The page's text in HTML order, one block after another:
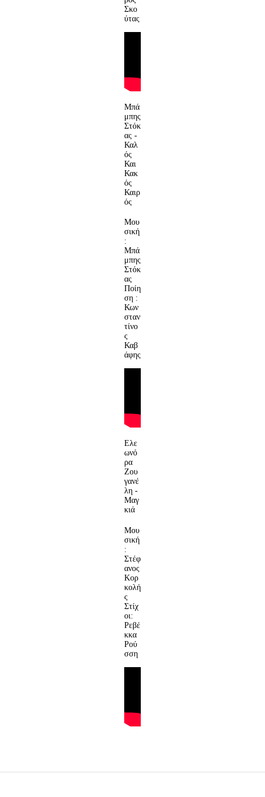
Σκο
ύτας
Μπά
μπης
Στόκ
ας -
Καλ
ός
Και
Κακ
ός
Καιρ
ός
Μου
σική
:
Μπά
μπης
Στόκ
ας
Ποίη
ση :
Κων
σταν
τίνο
ς
Καβ
άφης
Ελε
ωνό
ρα
Ζου
γανέ
λη -
Μαγ
κιά
Μου
σική
:
Στέφ
ανος
Κορ
κολή
ς
Στίχ
οι:
Ρεβέ
κκα
Ρού
σση